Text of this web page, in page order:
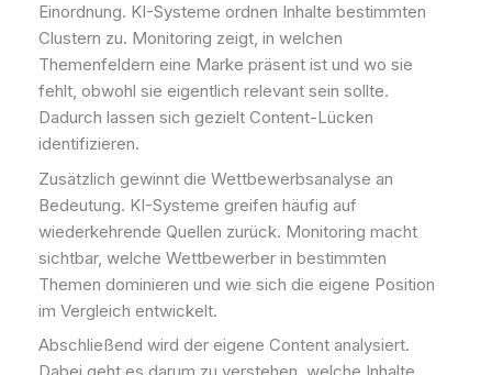
Einordnung. KI-Systeme ordnen Inhalte bestimmten
Clustern zu. Monitoring zeigt, in welchen
Themenfeldern eine Marke präsent ist und wo sie
fehlt, obwohl sie eigentlich relevant sein sollte.
Dadurch lassen sich gezielt Content-Lücken
identifizieren.
Zusätzlich gewinnt die Wettbewerbsanalyse an
Bedeutung. KI-Systeme greifen häufig auf
wiederkehrende Quellen zurück. Monitoring macht
sichtbar, welche Wettbewerber in bestimmten
Themen dominieren und wie sich die eigene Position
im Vergleich entwickelt.
Abschließend wird der eigene Content analysiert.